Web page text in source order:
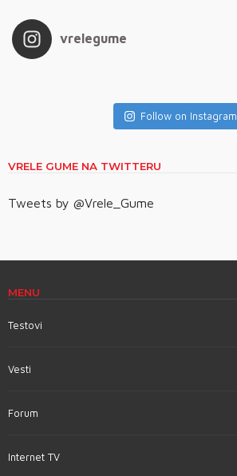
vrelegume
Follow on Instagram
VRELE GUME NA TWITTERU
Tweets by @Vrele_Gume
MENU
Testovi
Vesti
Forum
Internet TV